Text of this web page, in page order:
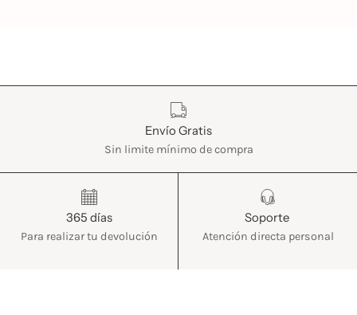
Envío Gratis
Sin limite mínimo de compra
365 días
Para realizar tu devolución
Soporte
Atención directa personal